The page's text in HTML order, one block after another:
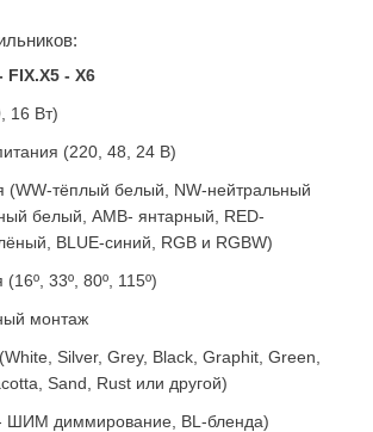
FIX.X5 - X6
, 16 Вт)
(220, 48, 24 В)
(WW-тёплый белый, NW-нейтральный
белый, AMB- янтарный, RED-
BLUE-синий, RGB и RGBW)
33º, 80º, 115º)
монтаж
Silver, Grey, Black, Graphit, Green,
Sand, Rust или другой)
ШИМ диммирование, BL-бленда)